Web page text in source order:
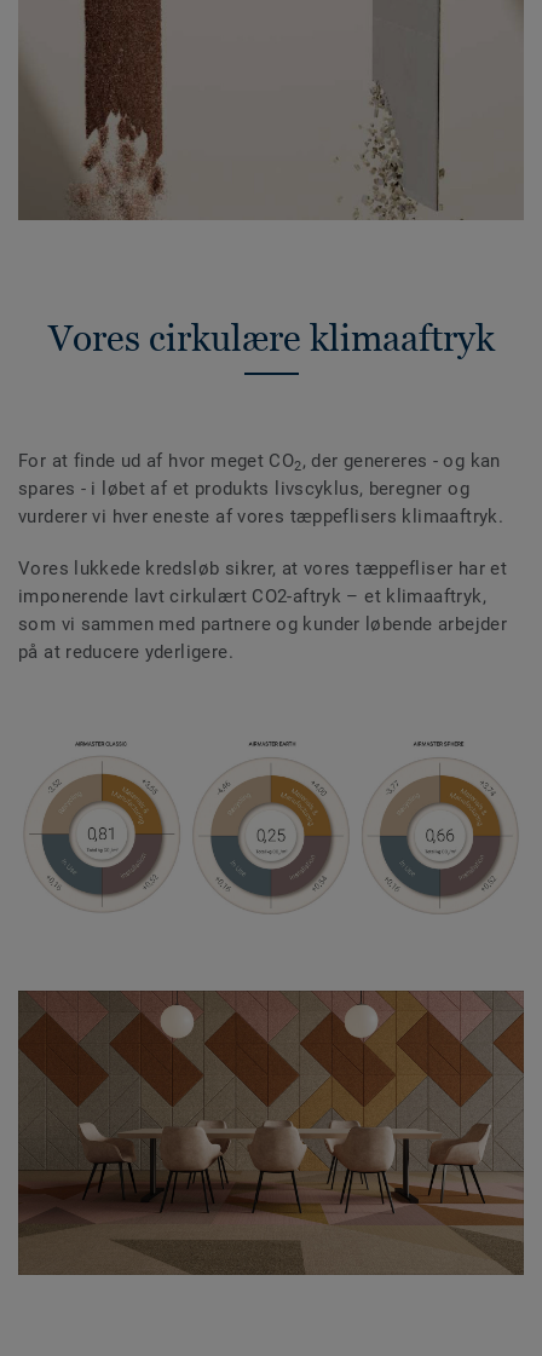
Vores cirkulære klimaaftryk
For at finde ud af hvor meget CO2, der genereres - og kan
spares - i løbet af et produkts livscyklus, beregner og
vurderer vi hver eneste af vores tæppeflisers klimaaftryk.
Vores lukkede kredsløb sikrer, at vores tæppefliser har et
imponerende lavt cirkulært CO2-aftryk – et klimaaftryk,
som vi sammen med partnere og kunder løbende arbejder
på at reducere yderligere.